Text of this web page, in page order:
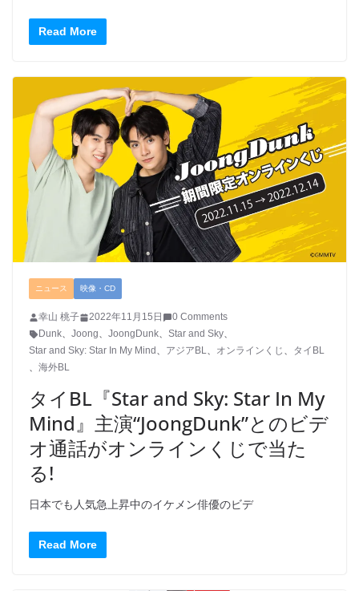
Read More
ニュース 映像・CD
幸山 桃子 2022年11月15日
0 Comments
Dunk、 Joong、 JoongDunk、 Star and Sky、
Star and Sky: Star In My Mind 、 アジアBL、 オンラインくじ 、 タイBL
、 海外BL
タイBL『Star and Sky: Star In My
Mind』主演“JoongDunk”とのビデ
オ通話がオンラインくじで当た
る!
日本でも人気急上昇中のイケメン俳優のビデ
Read More